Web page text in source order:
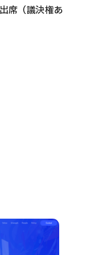
席（議決権あ